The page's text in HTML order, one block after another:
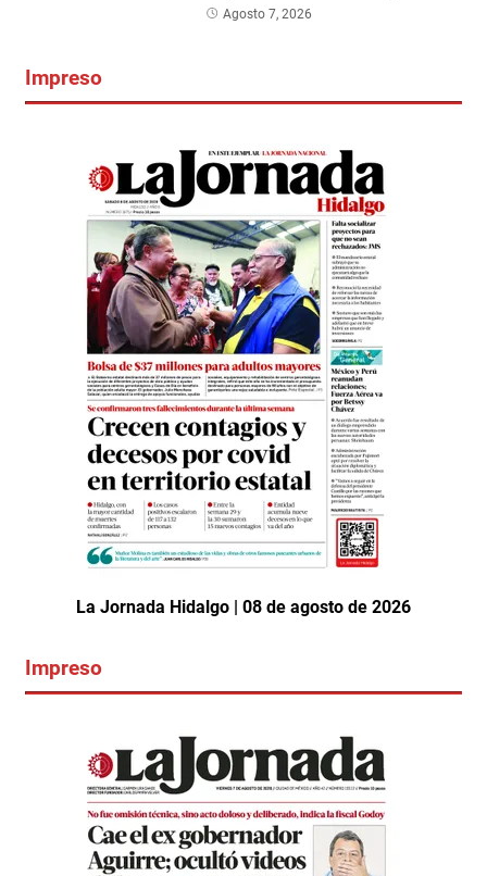
Agosto 7, 2026
Impreso
La Jornada Hidalgo | 08 de agosto de 2026
Impreso